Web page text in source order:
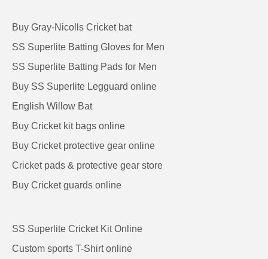
Buy Gray-Nicolls Cricket bat
SS Superlite Batting Gloves for Men
SS Superlite Batting Pads for Men
Buy SS Superlite Legguard online
English Willow Bat
Buy Cricket kit bags online
Buy Cricket protective gear online
Cricket pads & protective gear store
Buy Cricket guards online
SS Superlite Cricket Kit Online
Custom sports T-Shirt online